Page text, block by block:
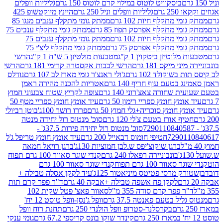
ביסקוויט לוטוס במילוי קרם לוטוס 150 גרם
גליליות וופלים
גרם
גליליות וופלים וניל 250 גרם
היינץ מיוקטשופ 425
מתקלף חיות 102 גרם
ממתק גומי מתקלף ענבים מנגו 85
מתקלף אפרסק תפוז 85 גרם
ממתק גומי מתקלף ענבים 75
מתקלף חיות 102 גרם
ממתק גומי מתקלף ענבים 75
מתקלף אפרסק 75 גרם
ממתק גומי מתקלף ליצ'י 75
ביטקוין 1 ק"ג
מטבעות מולטיזן 5 ש"ח 1 ק"ג
הרשי
מיקס 181 גרם
הרשי לבבות אקסטרה קרימי 181 גרם
הרשי
102 גרם
ג'ולי ראנצ'ר גומי מארז לב 107 גרם
נודלס
עוף חריף 140 גרם
אטריות להכנה מהירה ראמן
שחורה צאצ'רוני 140 גרם
צופה לקריץ שטוח צבעוני חמוץ
חומץ ספריי רימון 50 גרם
עיד אומץ חומץ ספריי מטף 50
חומץ סוכריה+גלי חמוץ 50 גרם
פררו רושר 100ג'
בוטן רביולי
אורז בטעם צ'לי 120 גרם
סוכ' מנטוס רול יחידה מנטה
סוכ' מנטוס רול יחידה פירות 37.5ג' -
חטיפי חומוס דבאייל 200 גרם
עיד אומץ חומץ טריפל ג'ל
ברגן שוקוצ'יפס ש.לבן חמוציות 130ג'
ברגן רויאל חמאה
בונבוניירה רפאלו 240 גרם
קנדי שוגר סאוור 100 גרם תפוח
100 גרם תפוח
קנדי שוגר סאוור 100 גרם
מרסי פטיטס מיניאטור 125ג'
עיד לקקן אסלה טבילה +
לקקן פח אשפה טבילה +אבקה 40 גרם
ד"ר פפר קרם תות
פפר קרם סודה 355 מ"ל
סאוור פאצ' פטל שקית 102
בטעם פאנטה 37.5 גרם
וופל ג'נסן-וופל טוסט 12 יח'
בקרסלנד-סטרופ וופל הולנדי 250 גרם
תחנת רוח וופל
קינדר שוקו בונס קריספי 67.2 גרם
גומי ענקי